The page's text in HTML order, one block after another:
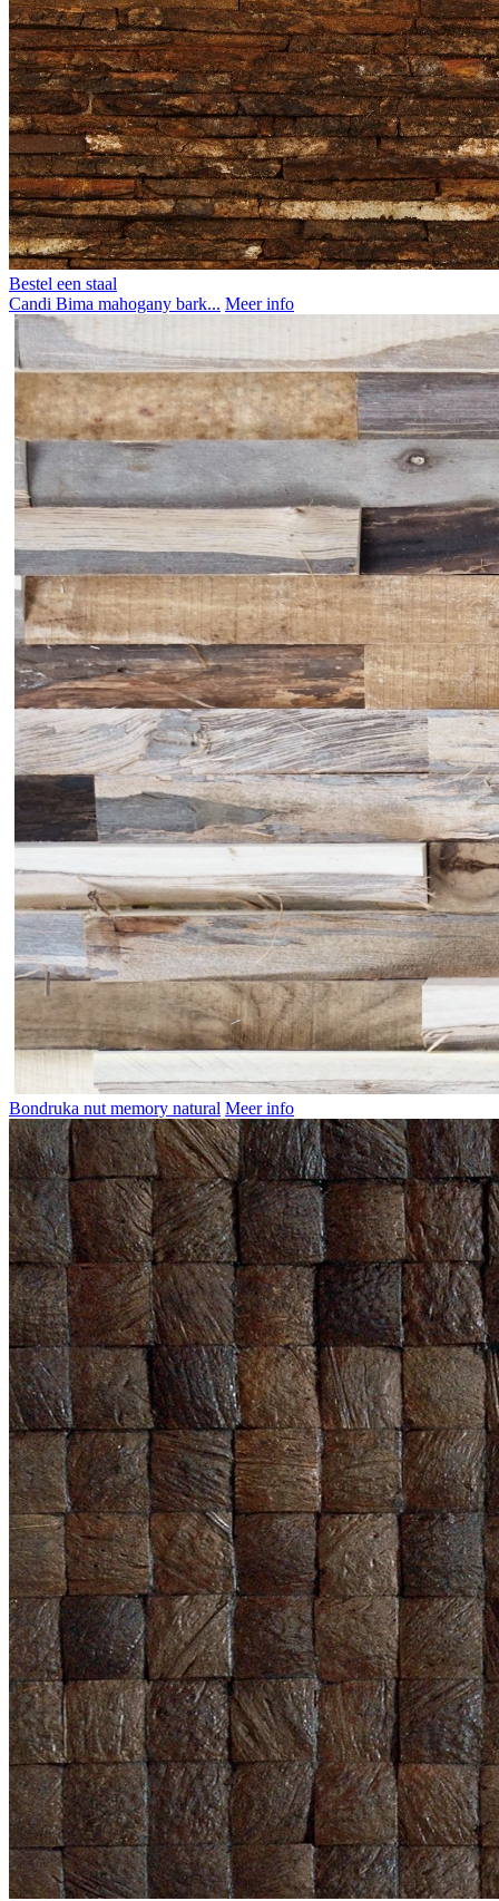
Bestel een staal
Candi Bima mahogany bark... Meer info
Bondruka nut memory natural Meer info